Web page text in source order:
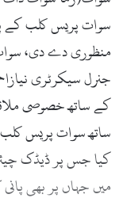
سوات پریس کلب کے
منظوری دے دی،
جنرل سیکرٹری
کے ساتھ خصوصی
ساتھ سوات پریس کلب
کیا جس پر ڈیڈک
میں جہاں پر بھی